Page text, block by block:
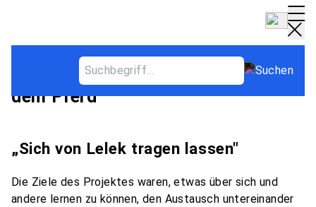
Heilpädagogische Förderung mit
dem Pferd
„Sich von Lelek tragen lassen"
Die Ziele des Projektes waren, etwas über sich und
andere lernen zu können, den Austausch untereinander